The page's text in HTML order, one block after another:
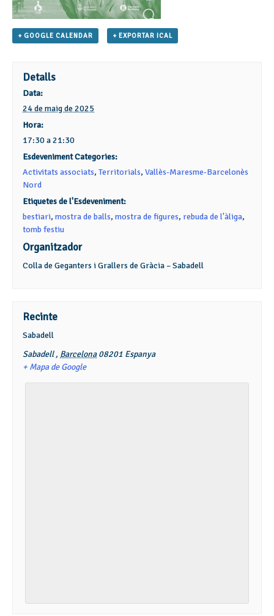
+ GOOGLE CALENDAR + EXPORTAR ICAL
Detalls
Data:
24 de maig de 2025
Hora:
17:30 a 21:30
Esdeveniment Categories:
Activitats associats,Territorials,Vallès-Maresme-Barcelonès
Nord
Etiquetes de l'Esdeveniment:
bestiari,mostra de balls,mostra de figures, rebuda de l'àliga,
tomb festiu
Organitzador
Colla de Geganters i Grallers de Gràcia – Sabadell
Recinte
Sabadell
Sabadell, Barcelona 08201 Espanya
+ Mapa de Google